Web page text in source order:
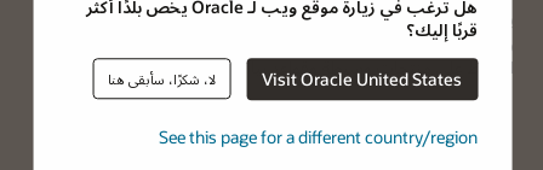
هل ترغب في زيارة موقع ويب لـ Oracle يخص بلدًا أكثر
قربًا إليك؟
Visit Oracle United States لا، شكرًا، سأبقى هنا
See this page for a different country/region
يوفر Oracle Premier Support الوصول إلى تحديثات المنتجات
وتحسيناتها وكذلك المساعدة التقنية وموارد الدعم لمساعدتك في
الحفاظ على منتجات وسيطة وقواعد بيانات وتطبيقات Oracle المحلية.